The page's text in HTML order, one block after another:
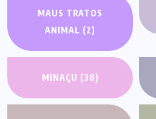
MAUS TRATOS
ANIMAL (2)
MINAÇU (38)